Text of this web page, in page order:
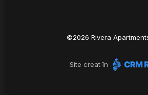
©2026 Rivera
Site creat în